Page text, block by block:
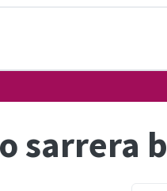
sarrera